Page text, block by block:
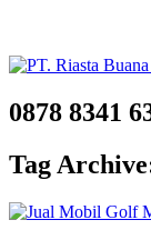
0878 8341
Tag